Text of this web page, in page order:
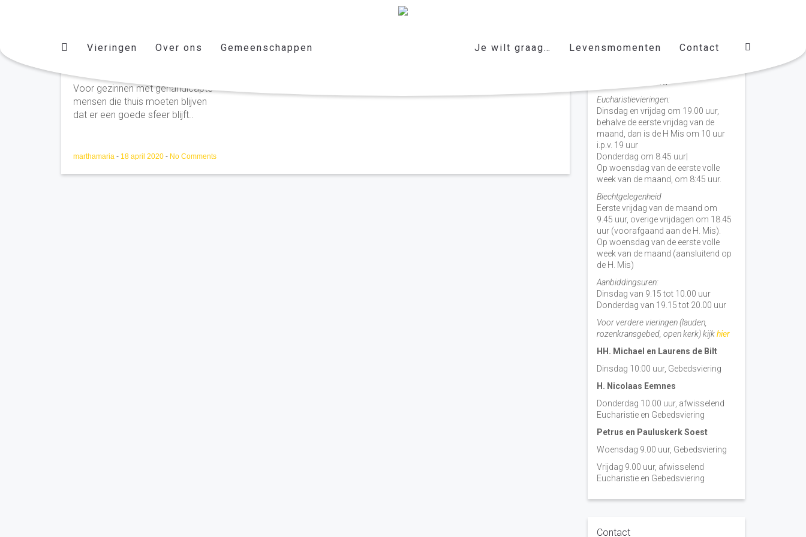
Vieringen Over ons Gemeenschappen Je wilt graag… Levensmomenten Contact
Voor gezinnen met gehandicapte
mensen die thuis moeten blijven
dat er een goede sfeer blijft..
marthamaria - 18 april 2020 - No Comments
Vieringen door de week
H. Nicolaas Baarn
Eucharistievieringen:
Dinsdag en vrijdag om 19.00 uur,
behalve de eerste vrijdag van de
maand, dan is de H Mis om 10 uur
i.p.v. 19 uur
Donderdag om 8.45 uur|
Op woensdag van de eerste volle
week van de maand, om 8:45 uur.
Biechtgelegenheid
Eerste vrijdag van de maand om
9.45 uur, overige vrijdagen om 18.45
uur (voorafgaand aan de H. Mis).
Op woensdag van de eerste volle
week van de maand (aansluitend op
de H. Mis)
Aanbiddingsuren:
Dinsdag van 9.15 tot 10.00 uur
Donderdag van 19.15 tot 20.00 uur
Voor verdere vieringen (lauden,
rozenkransgebed, open kerk) kijkhier
HH. Michael en Laurens de Bilt
Dinsdag 10:00 uur, Gebedsviering
H. Nicolaas Eemnes
Donderdag 10.00 uur, afwisselend
Eucharistie en Gebedsviering
Petrus en Pauluskerk Soest
Woensdag 9.00 uur, Gebedsviering
Vrijdag 9.00 uur, afwisselend
Eucharistie en Gebedsviering
Contact